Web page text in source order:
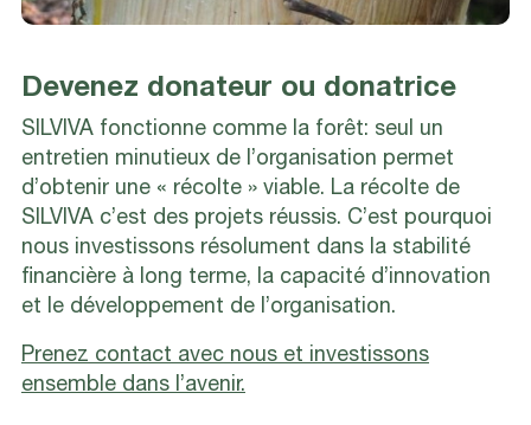
Devenez donateur ou donatrice
SILVIVA fonctionne comme la forêt: seul un
entretien minutieux de l’organisation permet
d’obtenir une « récolte » viable. La récolte de
SILVIVA c’est des projets réussis. C’est pourquoi
nous investissons résolument dans la stabilité
financière à long terme, la capacité d’innovation
et le développement de l’organisation.
Prenez contact avec nous et investissons
ensemble dans l’avenir.